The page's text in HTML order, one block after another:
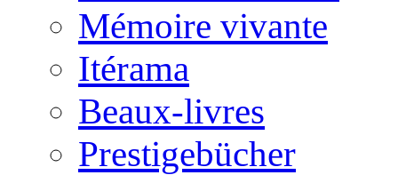
Mémoire vivante
Itérama
Beaux-livres
Prestigebücher